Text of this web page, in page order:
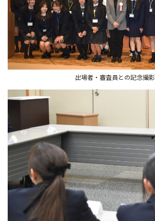
出場者・審査員との記念撮影